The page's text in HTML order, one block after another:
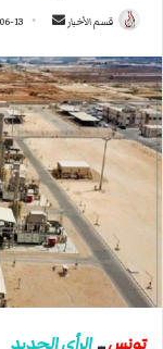
قسم الأخبار
س
ل
ب
ي
د
ا
إ
ك
13
تونســالرأي الجديد